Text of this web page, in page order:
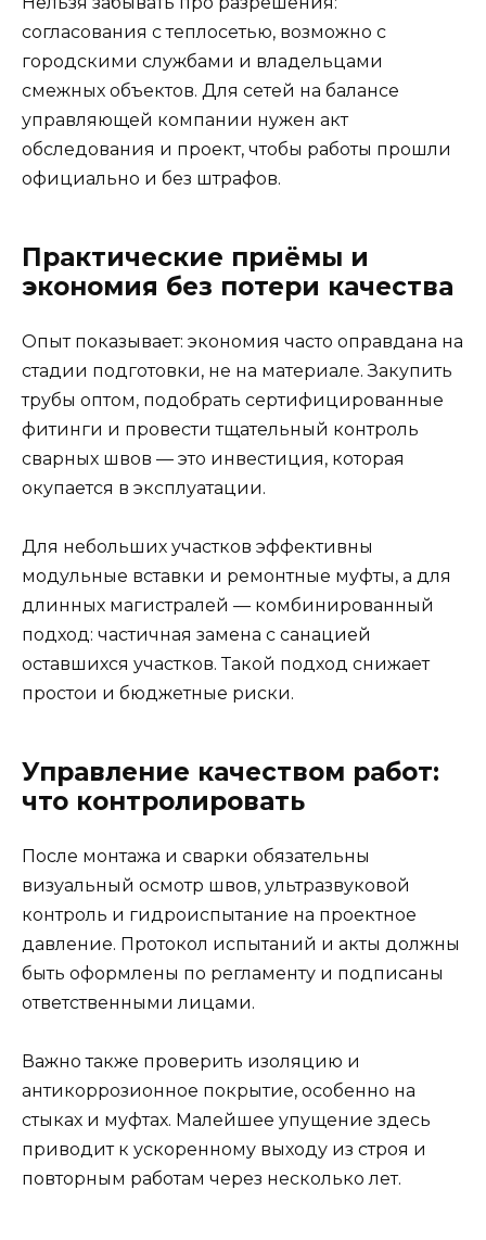
согласования с теплосетью, возможно с
городскими службами и владельцами
смежных объектов. Для сетей на балансе
управляющей компании нужен акт
обследования и проект, чтобы работы прошли
официально и без штрафов.
Практические приёмы и
экономия без потери качества
Опыт показывает: экономия часто оправдана на
стадии подготовки, не на материале. Закупить
трубы оптом, подобрать сертифицированные
фитинги и провести тщательный контроль
сварных швов — это инвестиция, которая
окупается в эксплуатации.
Для небольших участков эффективны
модульные вставки и ремонтные муфты, а для
длинных магистралей — комбинированный
подход: частичная замена с санацией
оставшихся участков. Такой подход снижает
простои и бюджетные риски.
Управление качеством работ:
что контролировать
После монтажа и сварки обязательны
визуальный осмотр швов, ультразвуковой
контроль и гидроиспытание на проектное
давление. Протокол испытаний и акты должны
быть оформлены по регламенту и подписаны
ответственными лицами.
Важно также проверить изоляцию и
антикоррозионное покрытие, особенно на
стыках и муфтах. Малейшее упущение здесь
приводит к ускоренному выходу из строя и
повторным работам через несколько лет.